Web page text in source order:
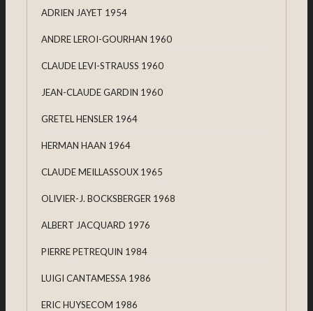
ADRIEN JAYET 1954
ANDRE LEROI-GOURHAN 1960
CLAUDE LEVI-STRAUSS 1960
JEAN-CLAUDE GARDIN 1960
GRETEL HENSLER 1964
HERMAN HAAN 1964
CLAUDE MEILLASSOUX 1965
OLIVIER-J. BOCKSBERGER 1968
ALBERT JACQUARD 1976
PIERRE PETREQUIN 1984
LUIGI CANTAMESSA 1986
ERIC HUYSECOM 1986